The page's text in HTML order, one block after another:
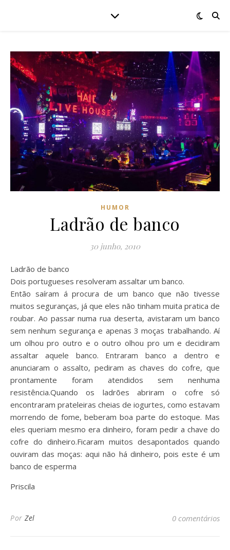
HUMOR
Ladrão de banco
30 junho, 2010
Ladrão de banco
Dois portugueses resolveram assaltar um banco.
Então saíram á procura de um banco que não tivesse
muitos seguranças, já que eles não tinham muita pratica de
roubar. Ao passar numa rua deserta, avistaram um banco
sem nenhum segurança e apenas 3 moças trabalhando. Aí
um olhou pro outro e o outro olhou pro um e decidiram
assaltar aquele banco. Entraram banco a dentro e
anunciaram o assalto, pediram as chaves do cofre, que
prontamente foram atendidos sem nenhuma
resistência.Quando os ladrões abriram o cofre só
encontraram prateleiras cheias de iogurtes, como estavam
morrendo de fome, beberam boa parte do estoque. Mas
eles queriam mesmo era dinheiro, foram pedir a chave do
cofre do dinheiro.Ficaram muitos desapontados quando
ouviram das moças: aqui não há dinheiro, pois este é um
banco de esperma
Priscila
Por Zel 0 comentários